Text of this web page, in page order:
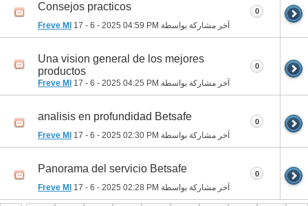
Consejos practicos
آخر مشاركة بواسطة Freve Ml 17 - 6 - 2025 04:59 PM
0
Una vision general de los mejores
productos
آخر مشاركة بواسطة Freve Ml 17 - 6 - 2025 04:25 PM
0
analisis en profundidad Betsafe
آخر مشاركة بواسطة Freve Ml 17 - 6 - 2025 02:30 PM
0
Panorama del servicio Betsafe
آخر مشاركة بواسطة Freve Ml 17 - 6 - 2025 02:28 PM
0